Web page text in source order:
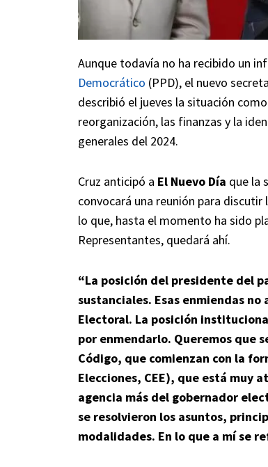
Aunque todavía no ha recibido un
Democrático (PPD), el nuevo
describió el jueves la situación
reorganización, las finanzas y la
generales del 2024.
Cruz anticipó a El Nuevo Día que la
convocará una reunión para
lo que, hasta el momento ha sido
Representantes, quedará ahí.
“La posición del presidente del
sustanciales. Esas enmiendas
Electoral. La posición
por enmendarlo. Queremos que
Código, que comienzan con la
Elecciones, CEE), que está muy
agencia más del gobernador
se resolvieron los asuntos,
modalidades. En lo que a mí se